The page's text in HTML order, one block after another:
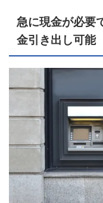
急に現金が必要
金引き出し可能